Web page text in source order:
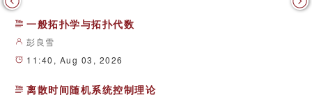
二届西部高校数学青年教师及博士生 基础课程
暑期学校通知
2025年国家自然科学基金数学天元基金统计学
教师和研究生暑期学校通知
一般拓扑学与拓扑代数
彭良雪
11:40, Aug 03, 2026
离散时间随机系统控制理论